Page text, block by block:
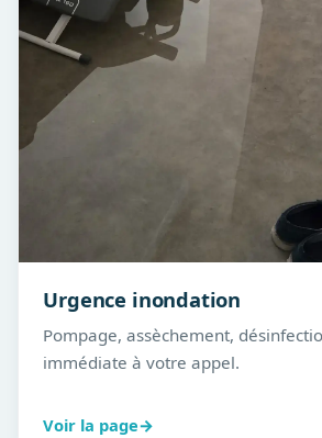
Urgence inondation
Pompage, assèchement,
immédiate à votre appel.
Voir la page→